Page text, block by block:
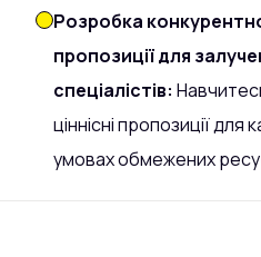
Розробка
пропозиції для
спеціалістів:
ціннісні пропозиції для
умовах обмежених